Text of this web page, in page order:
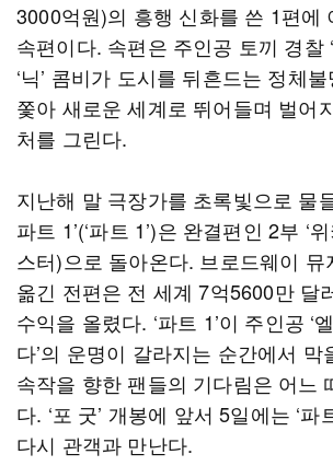
3000억원)의 흥행 신화를 쓴 1편에
속편이다. 속편은 주인공 토끼 경찰
‘닉’ 콤비가 도시를 뒤흔드는 정체불
쫓아 새로운 세계로 뛰어들며 벌어
처를 그린다.
지난해 말 극장가를 초록빛으로 물
파트 1’(‘파트 1’)은 완결편인 2부 ‘
스터)으로 돌아온다. 브로드웨이 뮤
옮긴 전편은 전 세계 7억5600만 달
수익을 올렸다. ‘파트 1’이 주인공 ‘
다’의 운명이 갈라지는 순간에서
속작을 향한 팬들의 기다림은 어느
다. ‘포 굿’ 개봉에 앞서 5일에는 ‘파
다시 관객과 만난다.